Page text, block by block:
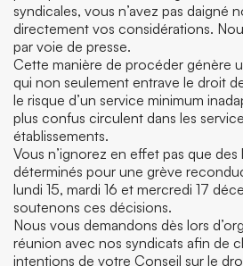
syndicales, vous n’avez pas daigné
directement vos considérations.
par voie de presse.
Cette manière de procéder génère
qui non seulement entrave le droit
le risque d’un service minimum
plus confus circulent dans les
établissements.
Vous n’ignorez en effet pas que
déterminés pour une grève
lundi 15, mardi 16 et mercredi 17
soutenons ces décisions.
Nous vous demandons dès lors
réunion avec nos syndicats afin de
intentions de votre Conseil sur le